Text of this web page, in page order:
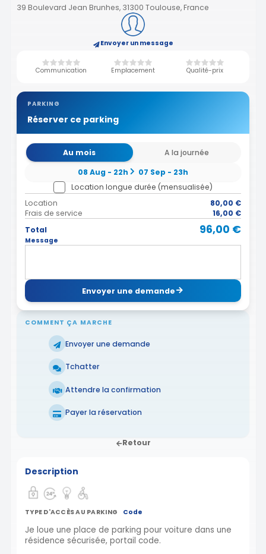
39 Boulevard Jean Brunhes, 31300 Toulouse, France
Envoyer un message
Communication Emplacement Qualité-prix
PARKING
Réserver ce parking
Au mois
A la journée
08 Aug - 22h
07 Sep - 23h
Location longue durée (mensualisée)
Location
80,00 €
Frais de service
16,00 €
Total
96,00 €
Message
Envoyer une demande
COMMENT ÇA MARCHE
Envoyer une demande
Tchatter
Attendre la confirmation
Payer la réservation
Retour
Description
TYPE D'ACCÈS AU PARKING Code
Je loue une place de parking pour voiture dans une
résidence sécurisée, portail code.